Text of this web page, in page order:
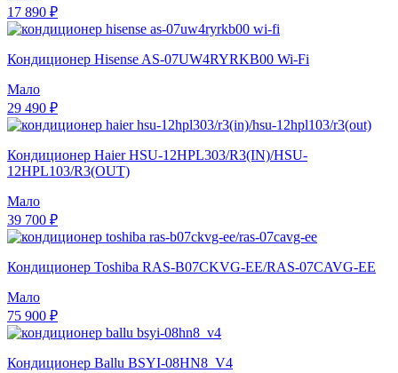
17 890 ₽
Кондиционер Hisense AS-07UW4RYRKB00 Wi-Fi
Мало
29 490 ₽
Кондиционер Haier HSU-12HPL303/R3(IN)/HSU-
12HPL103/R3(OUT)
Мало
39 700 ₽
Кондиционер Toshiba RAS-B07CKVG-EE/RAS-07CAVG-EE
Мало
75 900 ₽
Кондиционер Ballu BSYI-08HN8_V4